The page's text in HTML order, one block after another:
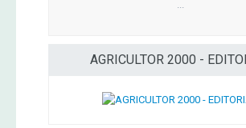
AGRICULTOR 2000 -